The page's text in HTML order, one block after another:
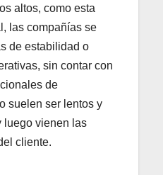
altos, como esta
las compañías se
de estabilidad o
sin contar con
de
suelen ser lentos y
luego vienen las
cliente.